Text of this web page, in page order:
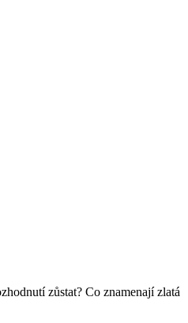
zůstat? Co znamenají zlatá